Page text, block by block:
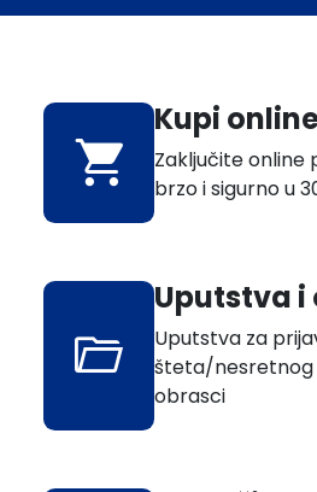
Kupi
Zaključite online
brzo i sigurno u
Uputstva i
Uputstva za
šteta/nesretnog
obrasci